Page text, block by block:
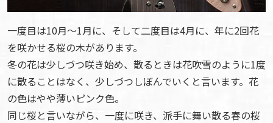
一度目は10月～1月に、そして二度目は4月に、年に2回花
を咲かせる桜の木があります。
冬の花は少しづつ咲き始め、散るときは花吹雪のように1度
に散ることはなく、少しづつしぼんでいくと言います。花
の色はやや薄いピンク色。
同じ桜と言いながら、一度に咲き、派手に舞い散る春の桜